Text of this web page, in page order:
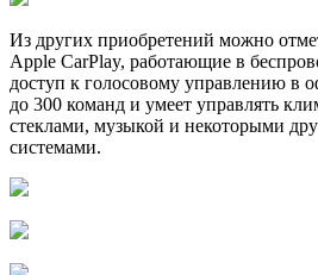
Из других приобретений можно
Apple CarPlay, работающие в
доступ к голосовому управлению в
до 300 команд и умеет управлять
стеклами, музыкой и некоторыми
системами.